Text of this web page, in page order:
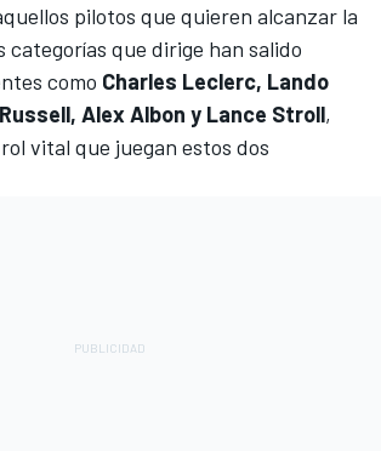
pilotos que quieren alcanzar la
categorías que dirige han salido
como Charles Leclerc, Lando
Alex Albon y Lance Stroll,
vital que juegan estos dos